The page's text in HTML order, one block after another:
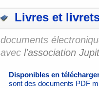
Livres et
documents
avec l'association
Disponibles en
sont des documents PDF